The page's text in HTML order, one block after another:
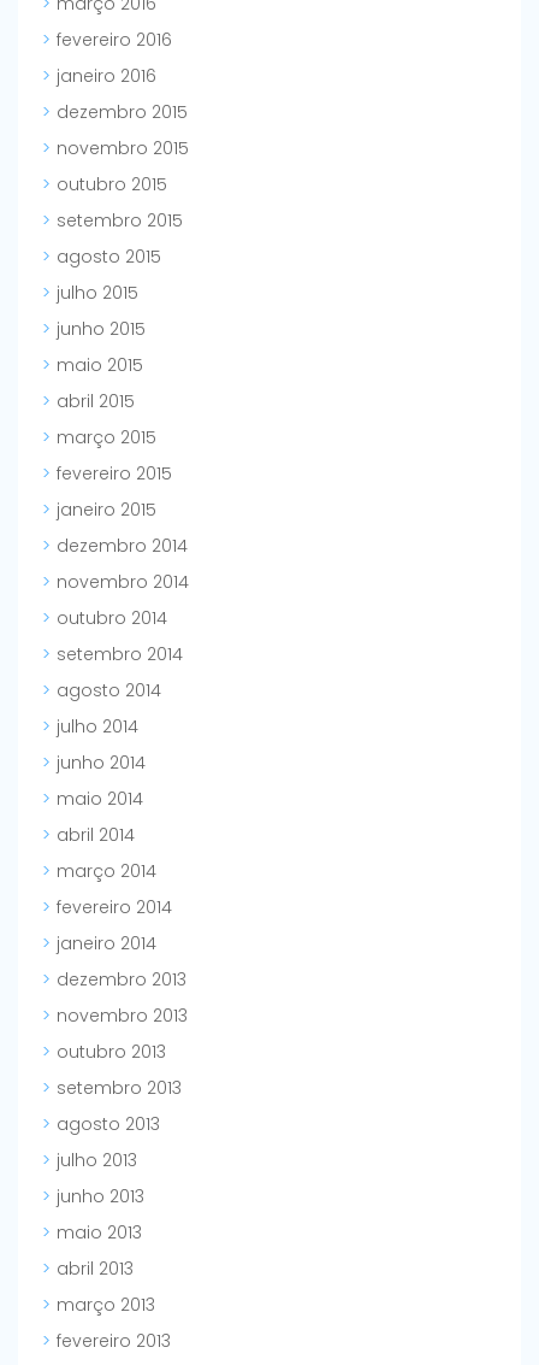
fevereiro 2016
janeiro 2016
dezembro 2015
novembro 2015
outubro 2015
setembro 2015
agosto 2015
julho 2015
junho 2015
maio 2015
abril 2015
março 2015
fevereiro 2015
janeiro 2015
dezembro 2014
novembro 2014
outubro 2014
setembro 2014
agosto 2014
julho 2014
junho 2014
maio 2014
abril 2014
março 2014
fevereiro 2014
janeiro 2014
dezembro 2013
novembro 2013
outubro 2013
setembro 2013
agosto 2013
julho 2013
junho 2013
maio 2013
abril 2013
março 2013
fevereiro 2013